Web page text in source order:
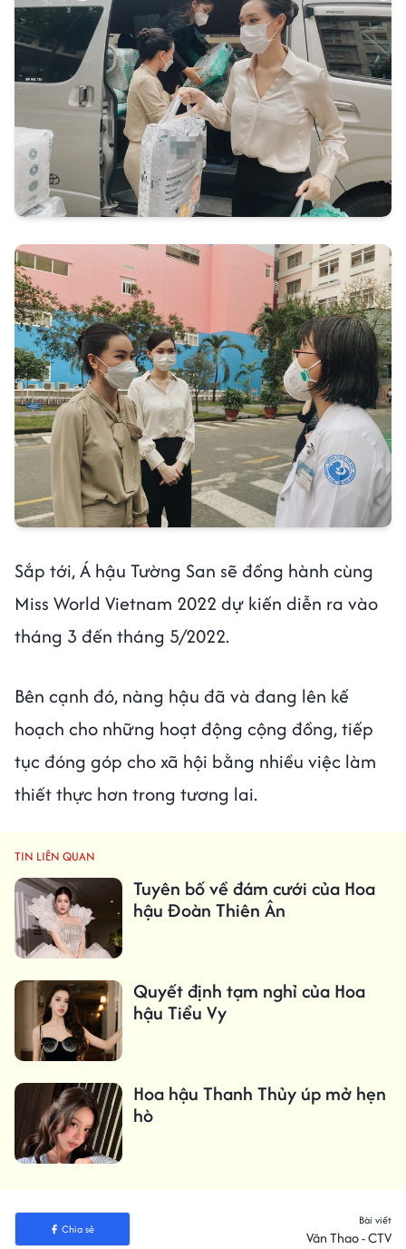
Sắp tới, Á hậu Tường San sẽ đồng hành cùng
Miss World Vietnam 2022 dự kiến diễn ra vào
tháng 3 đến tháng 5/2022.
Bên cạnh đó, nàng hậu đã và đang lên kế
hoạch cho những hoạt động cộng đồng, tiếp
tục đóng góp cho xã hội bằng nhiều việc làm
thiết thực hơn trong tương lai.
TIN LIÊN QUAN
Tuyên bố về đám cưới của Hoa
hậu Đoàn Thiên Ân
Quyết định tạm nghỉ của Hoa
hậu Tiểu Vy
Hoa hậu Thanh Thủy úp mở hẹn
hò
Chia sẻ
Bài viết
Văn Thao - CTV